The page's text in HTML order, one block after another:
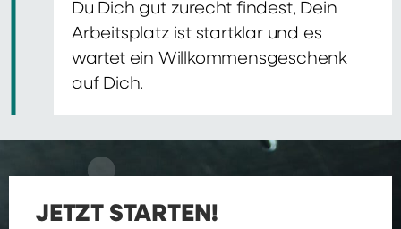
Du Dich gut zurecht findest, Dein
Arbeitsplatz ist startklar und es
wartet ein Willkommensgeschenk
auf Dich.
JETZT STARTEN!